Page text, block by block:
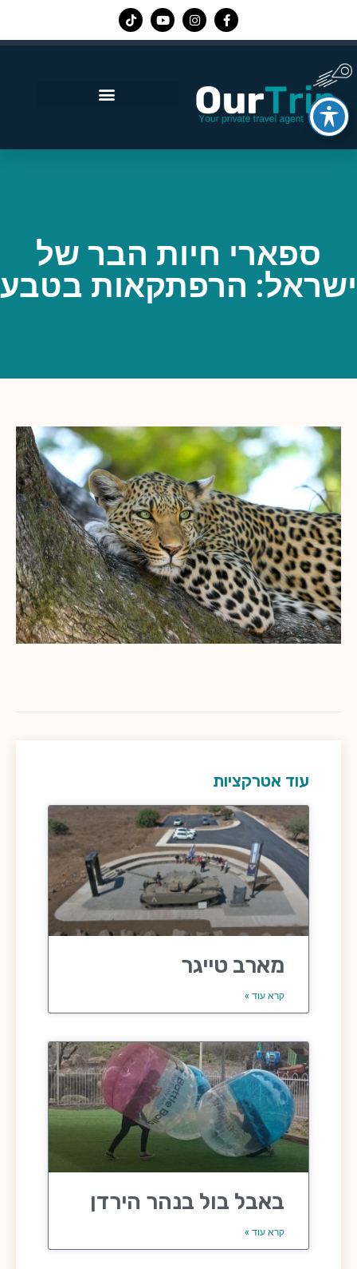
ספארי חיות הבר של
ישראל: הרפתקאות בטבע
עוד אטרקציות
מארב טייגר
קרא עוד »
באבל בול בנהר הירדן
קרא עוד »